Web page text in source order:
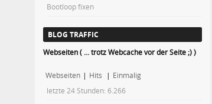
Bootloop fixen
BLOG TRAFFIC
Webseiten ( ... trotz Webcache vor der Seite ;) )
Webseiten | Hits | Einmalig
letzte 24 Stunden:6.266